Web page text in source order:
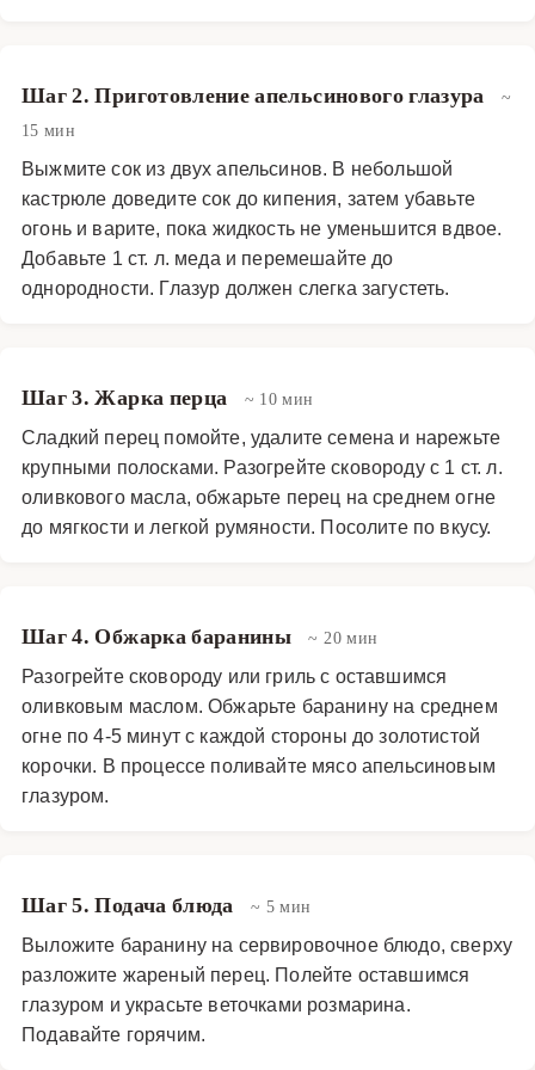
Шаг 2. Приготовление апельсинового глазура
~
15 мин
Выжмите сок из двух апельсинов. В небольшой
кастрюле доведите сок до кипения, затем убавьте
огонь и варите, пока жидкость не уменьшится вдвое.
Добавьте 1 ст. л. меда и перемешайте до
однородности. Глазур должен слегка загустеть.
Шаг 3. Жарка перца ~ 10 мин
Сладкий перец помойте, удалите семена и нарежьте
крупными полосками. Разогрейте сковороду с 1 ст. л.
оливкового масла, обжарьте перец на среднем огне
до мягкости и легкой румяности. Посолите по вкусу.
Шаг 4. Обжарка баранины ~ 20 мин
Разогрейте сковороду или гриль с оставшимся
оливковым маслом. Обжарьте баранину на среднем
огне по 4-5 минут с каждой стороны до золотистой
корочки. В процессе поливайте мясо апельсиновым
глазуром.
Шаг 5. Подача блюда ~ 5 мин
Выложите баранину на сервировочное блюдо, сверху
разложите жареный перец. Полейте оставшимся
глазуром и украсьте веточками розмарина.
Подавайте горячим.